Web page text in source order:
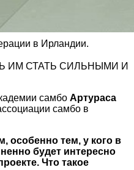
в Ирландии.
ИМ СТАТЬ СИЛЬНЫМИ И
самбо Артураса
самбо в
особенно тем, у кого в
будет интересно
Что такое